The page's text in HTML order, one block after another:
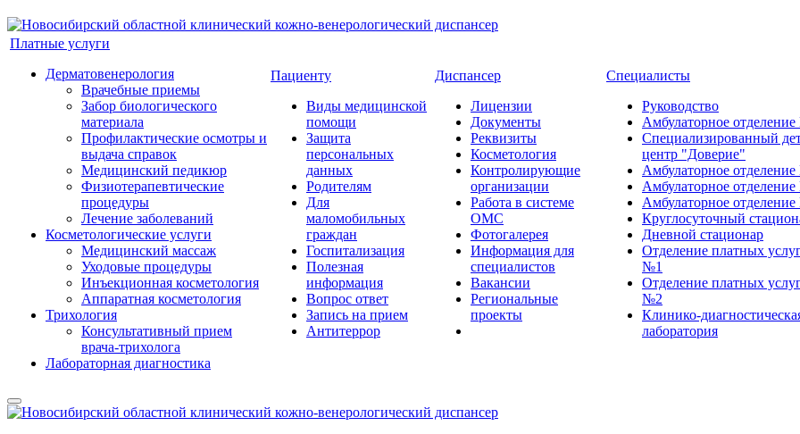
Платные услуги
Дерматовенерология
Врачебные приемы
Забор биологического
материала
Профилактические осмотры и
выдача справок
Медицинский педикюр
Физиотерапевтические
процедуры
Лечение заболеваний
Косметологические услуги
Медицинский массаж
Уходовые процедуры
Инъекционная косметология
Аппаратная косметология
Трихология
Консультативный прием
врача-трихолога
Лабораторная диагностика
Пациенту
Виды медицинской
помощи
Защита
персональных
данных
Родителям
Для
маломобильных
граждан
Госпитализация
Полезная
информация
Вопрос ответ
Запись на прием
Антитеррор
Диспансер
Лицензии
Документы
Реквизиты
Косметология
Контролирующие
организации
Работа в системе
ОМС
Фотогалерея
Информация для
специалистов
Вакансии
Региональные
проекты
Специалисты
Руководство
Амбулаторное
Специализированный
центр "Доверие"
Амбулаторное
Амбулаторное
Амбулаторное
Круглосуточный
Дневной стационар
Отделение платных
№1
Отделение платных
№2
Клинико-
лаборатория